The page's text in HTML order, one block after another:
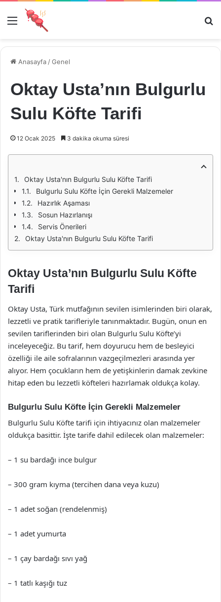
Menü
Anasayfa /Genel
Oktay Usta’nın Bulgurlu
Sulu Köfte Tarifi
12 Ocak 2025 3 dakika okuma süresi
Oktay Usta'nın Bulgurlu Sulu Köfte Tarifi
Bulgurlu Sulu Köfte İçin Gerekli Malzemeler
Hazırlık Aşaması
Sosun Hazırlanışı
Servis Önerileri
Oktay Usta'nın Bulgurlu Sulu Köfte Tarifi
Oktay Usta’nın Bulgurlu Sulu Köfte
Tarifi
Oktay Usta, Türk mutfağının sevilen isimlerinden biri olarak,
lezzetli ve pratik tarifleriyle tanınmaktadır. Bugün, onun en
sevilen tariflerinden biri olan Bulgurlu Sulu Köfte’yi
inceleyeceğiz. Bu tarif, hem doyurucu hem de besleyici
özelliği ile aile sofralarının vazgeçilmezleri arasında yer
alıyor. Hem çocukların hem de yetişkinlerin damak zevkine
hitap eden bu lezzetli köfteleri hazırlamak oldukça kolay.
Bulgurlu Sulu Köfte İçin Gerekli Malzemeler
Bulgurlu Sulu Köfte tarifi için ihtiyacınız olan malzemeler
oldukça basittir. İşte tarife dahil edilecek olan malzemeler:
– 1 su bardağı ince bulgur
– 300 gram kıyma (tercihen dana veya kuzu)
– 1 adet soğan (rendelenmiş)
– 1 adet yumurta
– 1 çay bardağı sıvı yağ
– 1 tatlı kaşığı tuz